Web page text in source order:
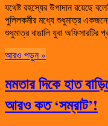
যথেষ্ট রহস্যের উপাদান
পুলিলকর্মীর মধ্যে শুধুমাত্র
শুধুমাত্র বাঙালি যুবা
আরও পড়ুন »
মমতার দিকে হাত
আরও কত ‘সম্রাট’!